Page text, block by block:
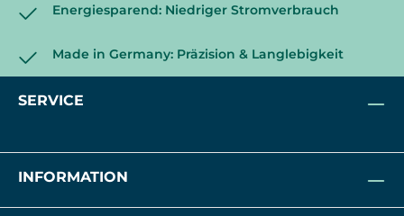
Energiesparend: Niedriger Stromverbrauch
Made in Germany: Präzision & Langlebigkeit
SERVICE
INFORMATION